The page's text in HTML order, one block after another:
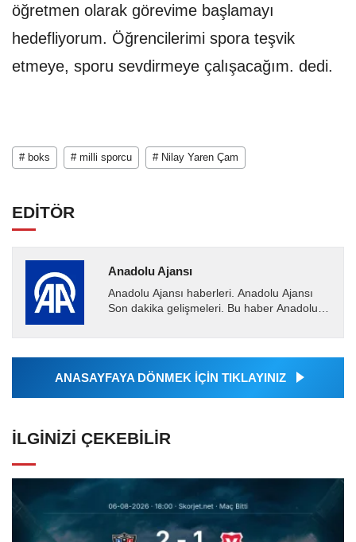
öğretmen olarak görevime başlamayı
hedefliyorum. Öğrencilerimi spora teşvik
etmeye, sporu sevdirmeye çalışacağım. dedi.
# boks # milli sporcu # Nilay Yaren Çam
EDİTÖR
Anadolu Ajansı
Anadolu Ajansı haberleri. Anadolu Ajansı
Son dakika gelişmeleri. Bu haber Anadolu
Ajansı tarafından...
ANASAYFAYA DÖNMEK İÇİN TIKLAYINIZ
İLGINIZI ÇEKEBILIR